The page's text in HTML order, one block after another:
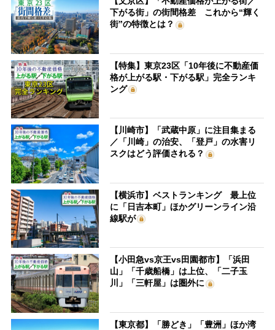
下がる街」の街間格差 これから“輝く
街”の特徴とは？
【特集】東京23区「10年後に不動産価
格が上がる駅・下がる駅」完全ランキ
ング
【川崎市】「武蔵中原」に注目集まる
／「川崎」の治安、「登戸」の水害リ
スクはどう評価される？
【横浜市】ベストランキング 最上位
に「日吉本町」ほかグリーンライン沿
線駅が
【小田急vs京王vs田園都市】「浜田
山」「千歳船橋」は上位、「二子玉
川」「三軒屋」は圏外に
【東京都】「勝どき」「豊洲」ほか湾